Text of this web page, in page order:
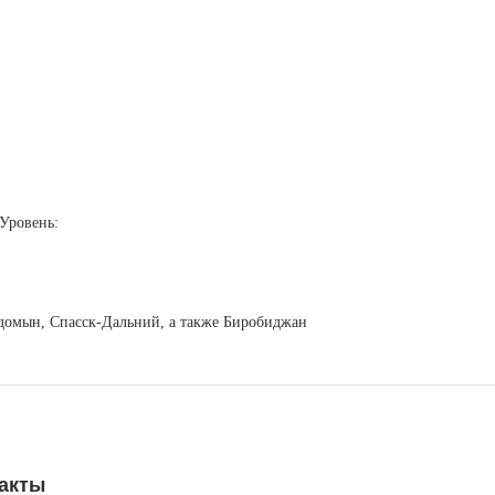
Спасск-Дальний, а также Биробиджан